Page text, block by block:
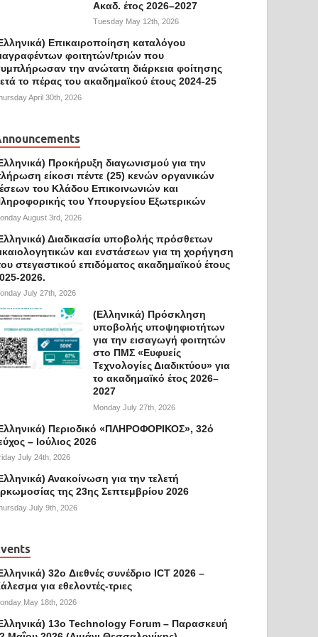
Ακαδ. έτος 2026–2027
Tuesday May 12th, 2026
Επικαιροποίηση καταλόγου
φοιτητών/τριών που
την ανώτατη διάρκεια φοίτησης
το πέρας του ακαδημαϊκού έτους 2024-25
April 30th, 2026
Προκήρυξη διαγωνισμού για την
είκοσι πέντε (25) κενών οργανικών
του Κλάδου Επικοινωνιών και
του Υπουργείου Εξωτερικών
August 3rd, 2026
Διαδικασία υποβολής πρόσθετων
και ενστάσεων για τη χορήγηση
στεγαστικού επιδόματος ακαδημαϊκού έτους
2026.
July 27th, 2026
(Ελληνικά) Πρόσκληση
υποβολής υποψηφιοτήτων
για την εισαγωγή φοιτητών
στο ΠΜΣ «Ευφυείς
Τεχνολογίες Διαδικτύου» για
το ακαδημαϊκό έτος 2026–
2027
Monday July 27th, 2026
Περιοδικό «ΠΛΗΡΟΦΟΡΙΚΟΣ», 32ό
– Ιούλιος 2026
July 24th, 2026
Ανακοίνωση για την τελετή
της 23ης Σεπτεμβρίου 2026
July 9th, 2026
32o Διεθνές συνέδριο ICT 2026 –
για εθελοντές-τριες
May 18th, 2026
13ο Technology Forum – Παρασκευή